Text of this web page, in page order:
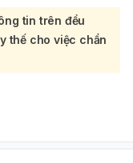
xác cao để phát hiện
thể (như hội chứng
cũng là một trong
Tuy nhiên, siêu
cơ bất thường nhiễm
cấu trúc khác, ví dụ
bù đắp cho việc bỏ
tin trên đều
thế cho việc chẩn